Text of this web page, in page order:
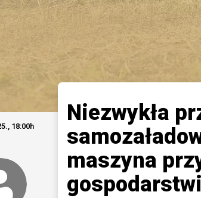
Niezwykła
maszyna
18:00h